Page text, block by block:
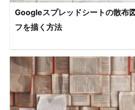
Googleスプレッドシートの散布
フを描く方法